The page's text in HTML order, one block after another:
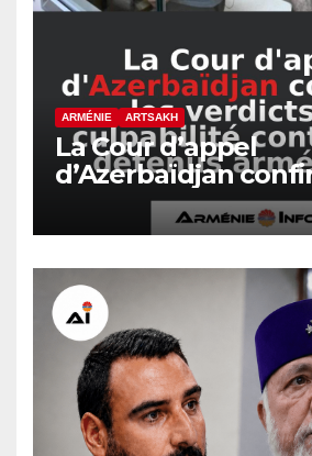
ARMÉNIE ARTSAKH
La Cour d’appel
d’Azerbaïdjan
verdicts de
des détenus